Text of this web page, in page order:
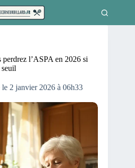
l’ASPA en 2026 si
le 2 janvier 2026 à 06h33